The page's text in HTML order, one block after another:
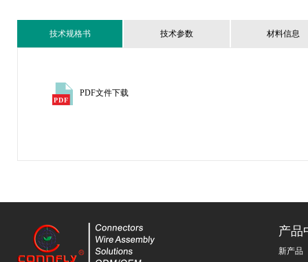
技术规格书 技术参数 材料信息
PDF文件下载
产品
新产品